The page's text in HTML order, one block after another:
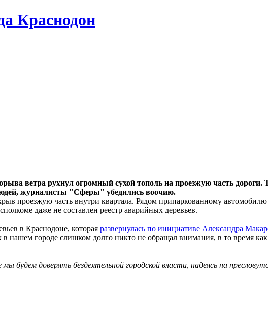
Краснодон
ветра рухнул огромный сухой тополь на проезжую часть
журналисты "Сферы" убедились воочию.
проезжую часть внутри квартала. Рядом припаркованному
даже не составлен реестр аварийных деревьев.
в Краснодоне, которая развернулась по инициативе Александра
нашем городе слишком долго никто не обращал внимания, в то время
будем доверять бездеятельной городской власти, надеясь на